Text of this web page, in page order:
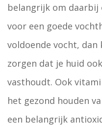
belangrijk om daarbij
voor een goede
voldoende vocht, dan
zorgen dat je huid
vasthoudt. Ook
het gezond houden
een belangrijk